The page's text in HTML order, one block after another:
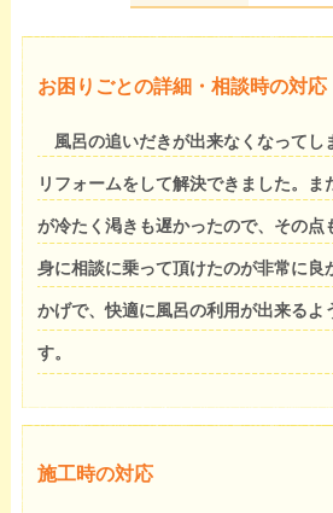
お困りごとの詳細・相談時の対応
風呂の追いだきが出来なくなってし
リフォームをして解決できました。ま
が冷たく渇きも遅かったので、その点
身に相談に乗って頂けたのが非常に良
かげで、快適に風呂の利用が出来るよ
す。
施工時の対応